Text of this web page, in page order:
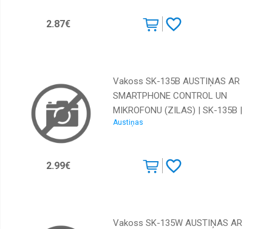
2.87€
Vakoss SK-135B AUSTIŅAS AR
SMARTPHONE CONTROL UN
MIKROFONU (ZILAS) | SK-135B |
4718308123890
Austiņas
2.99€
Vakoss SK-135W AUSTIŅAS AR